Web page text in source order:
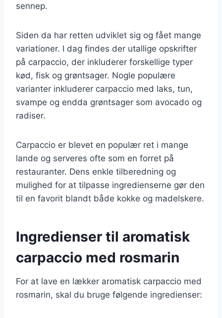
sennep.
Siden da har retten udviklet sig og fået mange
variationer. I dag findes der utallige opskrifter
på carpaccio, der inkluderer forskellige typer
kød, fisk og grøntsager. Nogle populære
varianter inkluderer carpaccio med laks, tun,
svampe og endda grøntsager som avocado og
radiser.
Carpaccio er blevet en populær ret i mange
lande og serveres ofte som en forret på
restauranter. Dens enkle tilberedning og
mulighed for at tilpasse ingredienserne gør den
til en favorit blandt både kokke og madelskere.
Ingredienser til aromatisk
carpaccio med rosmarin
For at lave en lækker aromatisk carpaccio med
rosmarin, skal du bruge følgende ingredienser: